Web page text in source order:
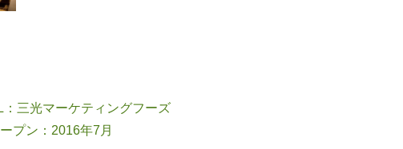
：三光マーケティングフーズ
プン：2016年7月